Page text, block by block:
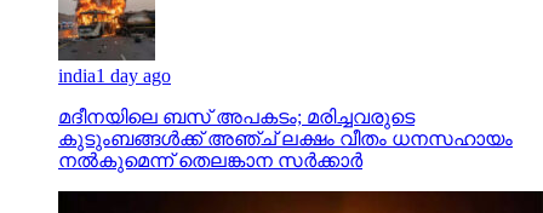
india1 day ago
മദീനയിലെ ബസ് അപകടം; മരിച്ചവരുടെ
കുടുംബങ്ങള്‍ക്ക് അഞ്ച് ലക്ഷം വീതം ധനസഹായം
നല്‍കുമെന്ന് തെലങ്കാന സര്‍ക്കാര്‍